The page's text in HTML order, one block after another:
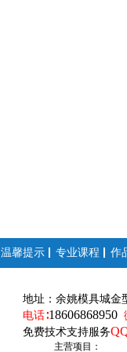
温馨提示 专业课程 作
地址： 余姚模具城金
电话∶18606868950
免费技术支持服务
主营项目：